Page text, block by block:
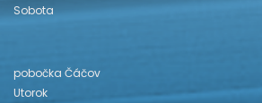
Sobota
pobočka Čáčov
Utorok